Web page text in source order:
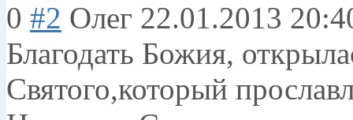
0 #2 Олег 22.01.2013
Благодать Божия,
Святого,который